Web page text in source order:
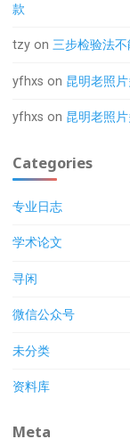
款
tzy on三步检验法
yfhxs on 昆明老照
yfhxs on 昆明老照
Categories
专业日志
学术论文
寻闲
微信公众号
未分类
资料库
Meta